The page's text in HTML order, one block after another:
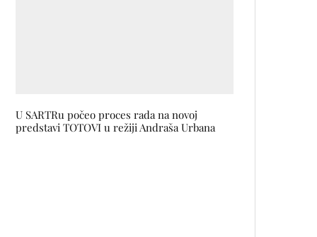
U SARTRu počeo proces rada na novoj
predstavi TOTOVI u režiji Andraša Urbana